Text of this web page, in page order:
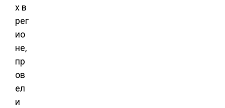
х в
рег
ио
не,
пр
ов
ел
и